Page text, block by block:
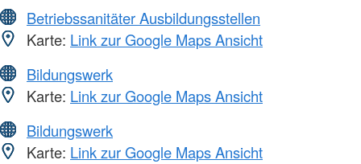
Betriebssanitäter Ausbildungsstellen
Karte: Link zur Google Maps Ansicht
Bildungswerk
Karte: Link zur Google Maps Ansicht
Bildungswerk
Karte: Link zur Google Maps Ansicht